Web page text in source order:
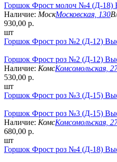
Горшок Фрост молоч №4 (Д-18)
Наличие: МоскМосковская, 130
930,00 р.
шт
Горшок Фрост роз №2 (Д-12)
Горшок Фрост роз №2 (Д-12)
Наличие: КомсКомсомольская,
530,00 р.
шт
Горшок Фрост роз №3 (Д-15)
Горшок Фрост роз №3 (Д-15)
Наличие: КомсКомсомольская,
680,00 р.
шт
Горшок Фрост роз №4 (Д-18)